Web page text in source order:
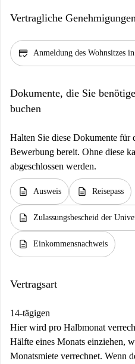
Vertragliche Genehmigungen
credit_score Anmeldung des Wohnsitzes
Dokumente, die Sie
buchen
Halten Sie diese Dokumente für
Bewerbung bereit. Ohne diese
abgeschlossen werden.
description Ausweis description Reisepass
description Zulassungsbescheid der
description Einkommensnachweis
Vertragsart
14-tägigen
Hier wird pro Halbmonat
Hälfte eines Monats einziehen,
Monatsmiete verrechnet. Wenn